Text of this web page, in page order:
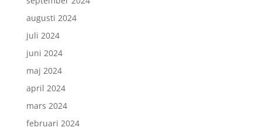
augusti 2024
juli 2024
juni 2024
maj 2024
april 2024
mars 2024
februari 2024